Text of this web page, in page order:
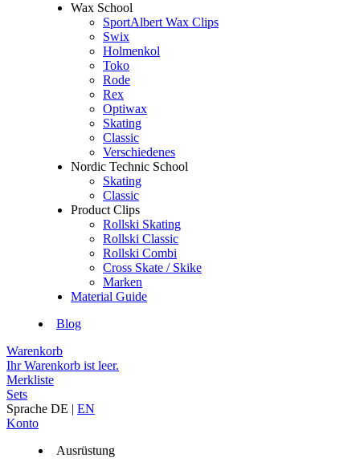
Wax School
SportAlbert Wax Clips
Swix
Holmenkol
Toko
Rode
Rex
Optiwax
Skating
Classic
Verschiedenes
Nordic Technic School
Skating
Classic
Product Clips
Rollski Skating
Rollski Classic
Rollski Combi
Cross Skate / Skike
Marken
Material Guide
Blog
Warenkorb
Ihr Warenkorb ist leer.
Merkliste
Sets
Sprache DE | EN
Konto
Ausrüstung